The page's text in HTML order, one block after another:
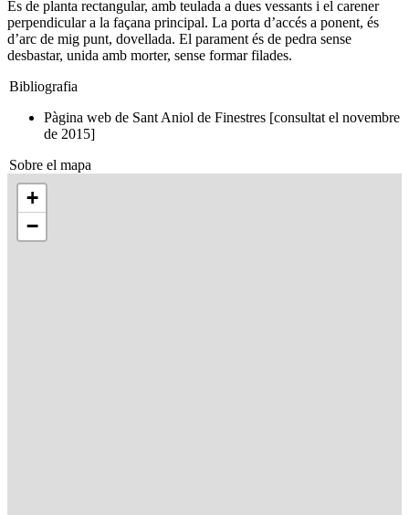
És de planta rectangular, amb teulada a dues vessants i el carener
perpendicular a la façana principal. La porta d’accés a ponent, és
d’arc de mig punt, dovellada. El parament és de pedra sense
desbastar, unida amb morter, sense formar filades.
Bibliografia
Pàgina web de Sant Aniol de Finestres [consultat el novembre
de 2015]
Sobre el mapa
+
−